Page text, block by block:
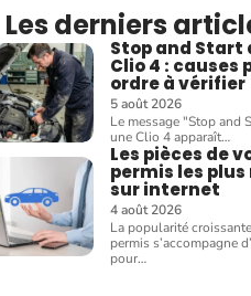
Les derniers
Stop and Start
Clio 4 : causes
ordre à vérifier
5 août 2026
Le message "Stop and
une Clio 4 apparaît…
Les pièces de
permis les
sur internet
4 août 2026
La popularité
permis s’accompagne
pour…